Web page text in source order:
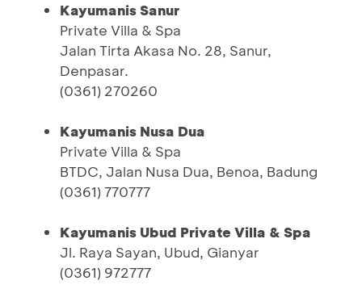
Kayumanis Sanur
Private Villa & Spa
Jalan Tirta Akasa No. 28, Sanur,
Denpasar.
(0361) 270260
Kayumanis Nusa Dua
Private Villa & Spa
BTDC, Jalan Nusa Dua, Benoa, Badung
(0361) 770777
Kayumanis Ubud Private Villa & Spa
Jl. Raya Sayan, Ubud, Gianyar
(0361) 972777